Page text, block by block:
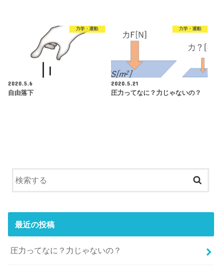
力学・運動
2020.5.6
自由落下
力学・運動
2020.5.21
圧力ってなに？力じゃないの？
最近の投稿
圧力ってなに？力じゃないの？